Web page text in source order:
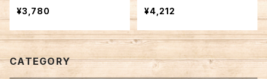
八」 1缶セット
¥3,780
1缶セット
¥4,212
CATEGORY